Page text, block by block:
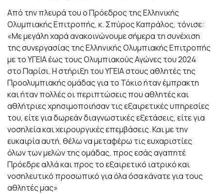
Από την πλευρά του ο Πρόεδρος της Ελληνικής
Ολυμπιακής Επιτροπής, κ. Σπύρος Καπράλος, τόνισε:
«Με μεγάλη χαρά ανακοινώνουμε σήμερα τη συνέχιση
της συνεργασίας της Ελληνικής Ολυμπιακής Επιτροπής
με το ΥΓΕΙΑ έως τους Ολυμπιακούς Αγώνες του 2024
στο Παρίσι. Η στήριξη του ΥΓΕΙΑ στους αθλητές της
Προολυμπιακής ομάδας για το Τόκιο ήταν έμπρακτη
και ήταν πολλές οι περιπτώσεις που αθλητές και
αθλήτριες χρησιμοποιήσαν τις εξαιρετικές υπηρεσίες
του, είτε για δωρεάν διαγνωστικές εξετάσεις, είτε για
νοσηλεία και χειρουργικές επεμβάσεις. Και με την
ευκαιρία αυτή, θέλω να μεταφέρω τις ευχαριστίες
όλων των μελών της ομάδας, προς εσάς αγαπητέ
Πρόεδρε αλλά και προς το εξαιρετικό ιατρικό και
νοσηλευτικό προσωπικό για όλα όσα κάνατε για τους
αθλητές μας»